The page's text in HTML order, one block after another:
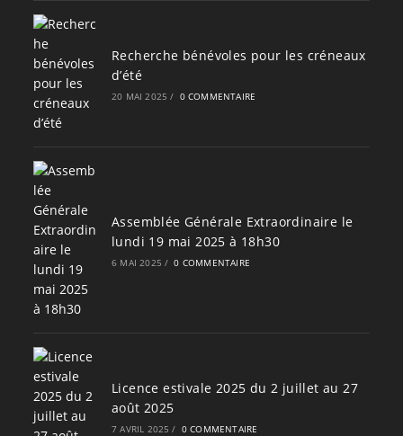
Recherche bénévoles pour les créneaux
d’été
20 MAI 2025 / 0 COMMENTAIRE
Assemblée Générale Extraordinaire le
lundi 19 mai 2025 à 18h30
6 MAI 2025 / 0 COMMENTAIRE
Licence estivale 2025 du 2 juillet au 27
août 2025
7 AVRIL 2025 / 0 COMMENTAIRE